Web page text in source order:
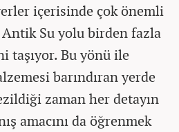
içerisinde çok önemli
Su yolu birden fazla
taşıyor. Bu yönü ile
barındıran yerde
zaman her detayın
amacını da öğrenmek